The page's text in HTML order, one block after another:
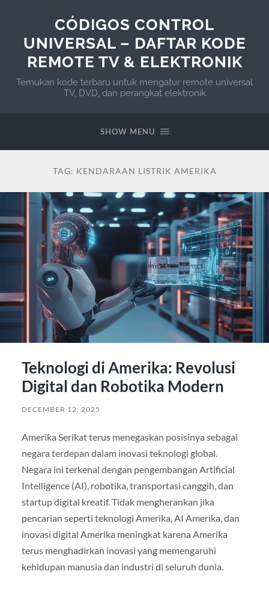
CÓDIGOS CONTROL
UNIVERSAL – DAFTAR KODE
REMOTE TV & ELEKTRONIK
Temukan kode terbaru untuk mengatur remote universal
TV, DVD, dan perangkat elektronik
SHOW MENU
TAG: KENDARAAN LISTRIK AMERIKA
Teknologi di Amerika: Revolusi
Digital dan Robotika Modern
DECEMBER 12, 2025
Amerika Serikat terus menegaskan posisinya sebagai
negara terdepan dalam inovasi teknologi global.
Negara ini terkenal dengan pengembangan Artificial
Intelligence (AI), robotika, transportasi canggih, dan
startup digital kreatif. Tidak mengherankan jika
pencarian seperti teknologi Amerika, AI Amerika, dan
inovasi digital Amerika meningkat karena Amerika
terus menghadirkan inovasi yang memengaruhi
kehidupan manusia dan industri di seluruh dunia.